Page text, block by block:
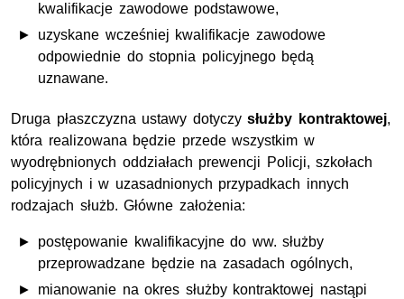
kwalifikacje zawodowe podstawowe,
uzyskane wcześniej kwalifikacje zawodowe
odpowiednie do stopnia policyjnego będą
uznawane.
Druga płaszczyzna ustawy dotyczysłużby kontraktowej,
która realizowana będzie przede wszystkim w
wyodrębnionych oddziałach prewencji Policji, szkołach
policyjnych i w uzasadnionych przypadkach innych
rodzajach służb. Główne założenia:
postępowanie kwalifikacyjne do ww. służby
przeprowadzane będzie na zasadach ogólnych,
mianowanie na okres służby kontraktowej nastąpi